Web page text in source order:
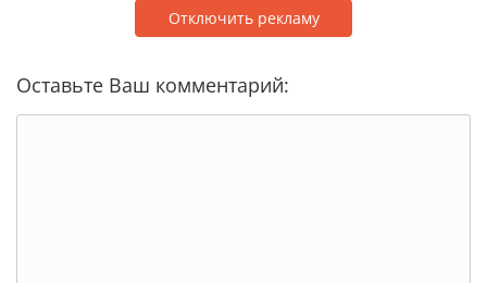
Отключить рекламу
Оставьте Ваш комментарий: